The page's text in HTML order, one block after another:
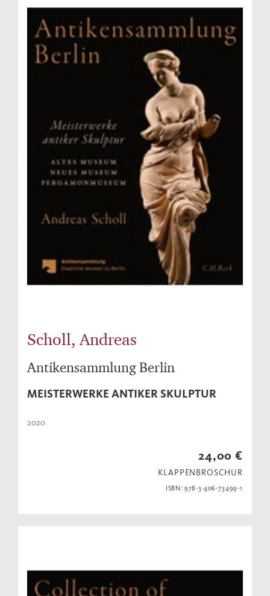
Scholl, Andreas
Antikensammlung Berlin
MEISTERWERKE ANTIKER SKULPTUR
2020
24,00 €
KLAPPENBROSCHUR
ISBN: 978-3-406-73499-1